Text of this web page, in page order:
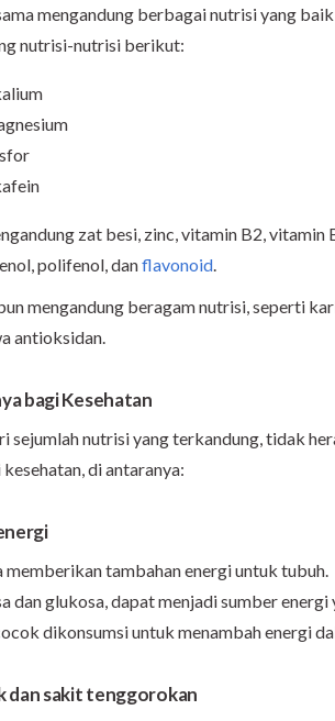
mengandung berbagai nutrisi yang
nutrisi-nutrisi berikut:
zat besi, zinc, vitamin B2, vitamin
polifenol, danflavonoid.
mengandung beragam nutrisi, seperti
antioksidan.
bagi Kesehatan
sejumlah nutrisi yang terkandung, tidak
di antaranya:
memberikan tambahan energi untuk
dan glukosa, dapat menjadi sumber
dikonsumsi untuk menambah energi
dan sakit tenggorokan